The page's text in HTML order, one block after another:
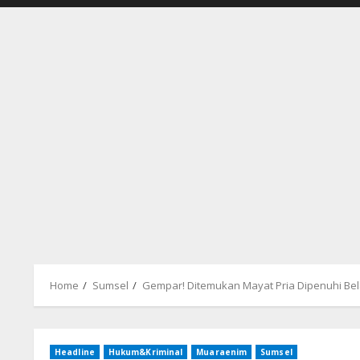
Home Sumsel Gempar! Ditemukan Mayat Pria Dipenuhi
Headline Hukum&Kriminal Muaraenim Sumsel